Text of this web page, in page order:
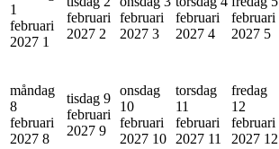
1
februari
2027 1
februari
2027 2
februari
2027 3
februari
2027 4
februari
2027 5
måndag
8
februari
2027 8
tisdag 9
februari
2027 9
onsdag
10
februari
2027 10
torsdag
11
februari
2027 11
fredag
12
februari
2027 12